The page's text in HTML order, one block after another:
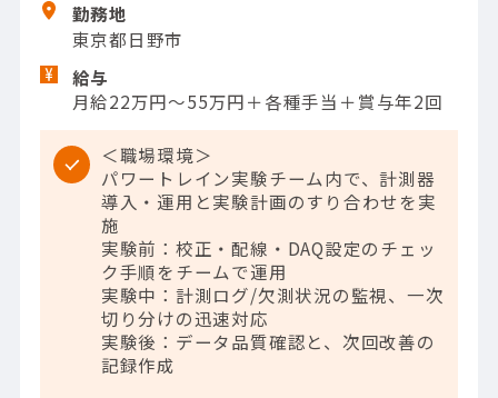
勤務地
東京都日野市
給与
月給22万円～55万円＋各種手当＋賞与年2回
＜職場環境＞
パワートレイン実験チーム内で、計測器
導入・運用と実験計画のすり合わせを実
施
実験前：校正・配線・DAQ設定のチェッ
ク手順をチームで運用
実験中：計測ログ/欠測状況の監視、一次
切り分けの迅速対応
実験後：データ品質確認と、次回改善の
記録作成